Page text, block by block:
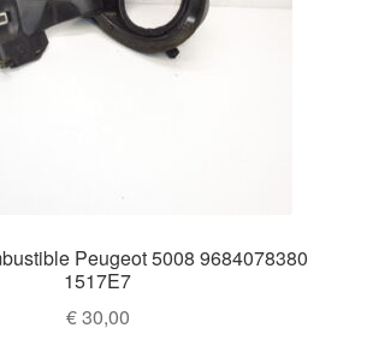
Peugeot 5008 9684078380
1517E7
€30,00